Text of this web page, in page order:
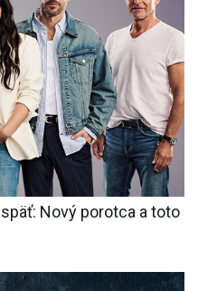
Nový porotca a toto